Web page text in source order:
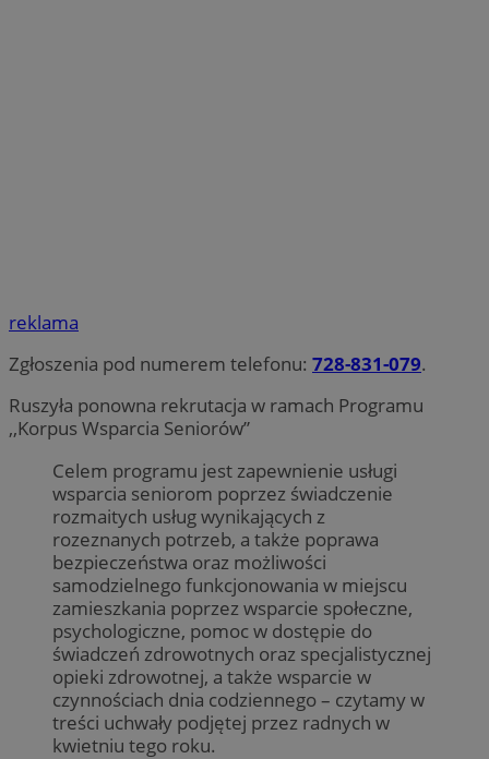
reklama
Zgłoszenia pod numerem telefonu: 728-831-079.
Ruszyła ponowna rekrutacja w ramach Programu
,,Korpus Wsparcia Seniorów”
Celem programu jest zapewnienie usługi
wsparcia seniorom poprzez świadczenie
rozmaitych usług wynikających z
rozeznanych potrzeb, a także poprawa
bezpieczeństwa oraz możliwości
samodzielnego funkcjonowania w miejscu
zamieszkania poprzez wsparcie społeczne,
psychologiczne, pomoc w dostępie do
świadczeń zdrowotnych oraz specjalistycznej
opieki zdrowotnej, a także wsparcie w
czynnościach dnia codziennego – czytamy w
treści uchwały podjętej przez radnych w
kwietniu tego roku.